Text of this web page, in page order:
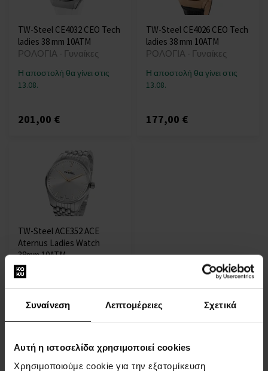
Συναίνεση Λεπτομέρειες Σχετικά
Αυτή η ιστοσελίδα χρησιμοποιεί cookies
Χρησιμοποιούμε cookie για την εξατομίκευση
TW-Steel CE4032 CEO Tech
ladies 38 mm 10ATM
ΡΟΛΟΓΙΑ - Γυναίκες
Η αποστολή θα γίνει στις
13.08.
201,00 €
TW-Steel CE4026 CEO Tech
ladies 38 mm 10ATM
ΡΟΛΟΓΙΑ - Γυναίκες
Η αποστολή θα γίνει στις
13.08.
177,00 €
TW-Steel ACE352 ACE
Aternus Ladies Watch
38mm 10ATM
ΡΟΛΟΓΙΑ - Γυναίκες
Η αποστολή θα γίνει στις